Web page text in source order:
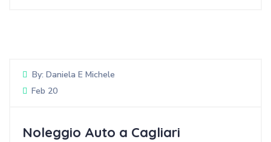
By: Daniela E Michele
Feb 20
Noleggio Auto a Cagliari